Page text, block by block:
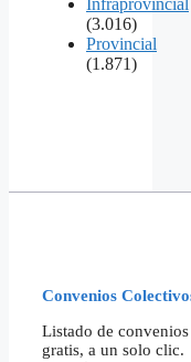
(3.016)
Provincial
(1.871)
Convenios
Listado de
gratis, a un solo clic.